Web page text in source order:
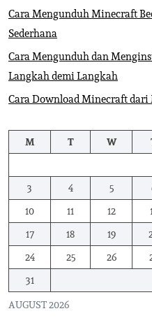
Cara Mengunduh Minecraft
Sederhana
Cara Mengunduh dan
Langkah demi Langkah
Cara Download Minecraft dari
AUGUST 2026
M T W
3
4 5
10
11 12
17
18 19
24
25 26
31